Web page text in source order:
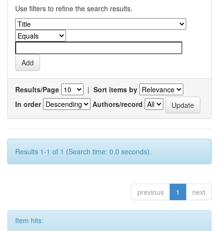
Use filters to refine the search results.
Results/Page | Sort items by
In order
Authors/record
Results 1-1 of 1 (Search time: 0.0 seconds).
previous 1 next
Item hits: